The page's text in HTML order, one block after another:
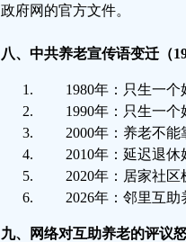
政府网的官方文件。
八、中共养老宣传语变迁（
1980年：只生一
1990年：只生一
2000年：养老不
2010年：延迟退
2020年：居家社
2026年：邻里互助
九、网络对互助养老的评议